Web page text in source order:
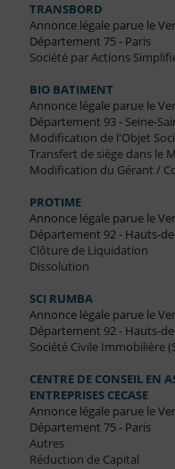
TRANSBORD
Annonce légale parue le
Département 75 - Paris
Société par Actions
BIO BATIMENT
Annonce légale parue le
Département 93 - Seine-
Modification de l'Objet
Transfert de siège dans le
Modification du Gérant /
PROTIME
Annonce légale parue le
Département 92 - Hauts-
Clôture de Liquidation
Dissolution
SCI RUMBA
Annonce légale parue le
Département 92 - Hauts-
Société Civile Immobilière
CENTRE DE CONSEIL EN
ENTREPRISES CECASE
Annonce légale parue le
Département 75 - Paris
Autres
Réduction de Capital